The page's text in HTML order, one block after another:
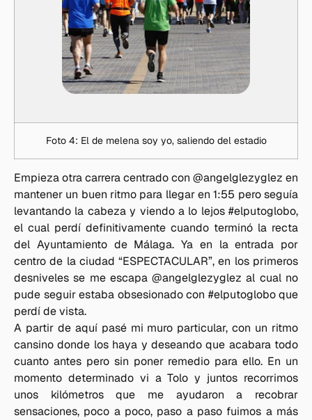
Foto 4: El de melena soy yo, saliendo del estadio
Empieza otra carrera centrado con @angelglezyglez en
mantener un buen ritmo para llegar en 1:55 pero seguía
levantando la cabeza y viendo a lo lejos #elputoglobo,
el cual perdí definitivamente cuando terminó la recta
del Ayuntamiento de Málaga. Ya en la entrada por
centro de la ciudad “ESPECTACULAR”, en los primeros
desniveles se me escapa @angelglezyglez al cual no
pude seguir estaba obsesionado con #elputoglobo que
perdí de vista.
A partir de aquí pasé mi muro particular, con un ritmo
cansino donde los haya y deseando que acabara todo
cuanto antes pero sin poner remedio para ello. En un
momento determinado vi a Tolo y juntos recorrimos
unos kilómetros que me ayudaron a recobrar
sensaciones, poco a poco, paso a paso fuimos a más